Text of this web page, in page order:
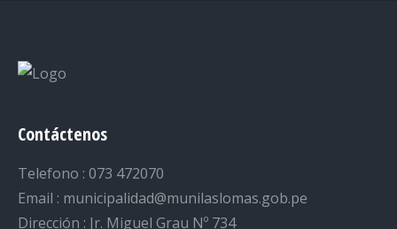
Contáctenos
Telefono : 073 472070
Email : municipalidad@munilaslomas.gob.pe
Dirección : Jr. Miguel Grau Nº 734